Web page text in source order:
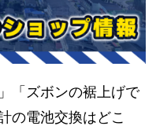
「ズボンの裾上げで
の電池交換はどこ